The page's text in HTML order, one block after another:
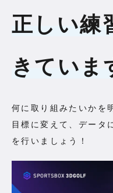
正しい練
きていま
何に取り組みたいかを
目標に変えて、データ
を行いましょう！